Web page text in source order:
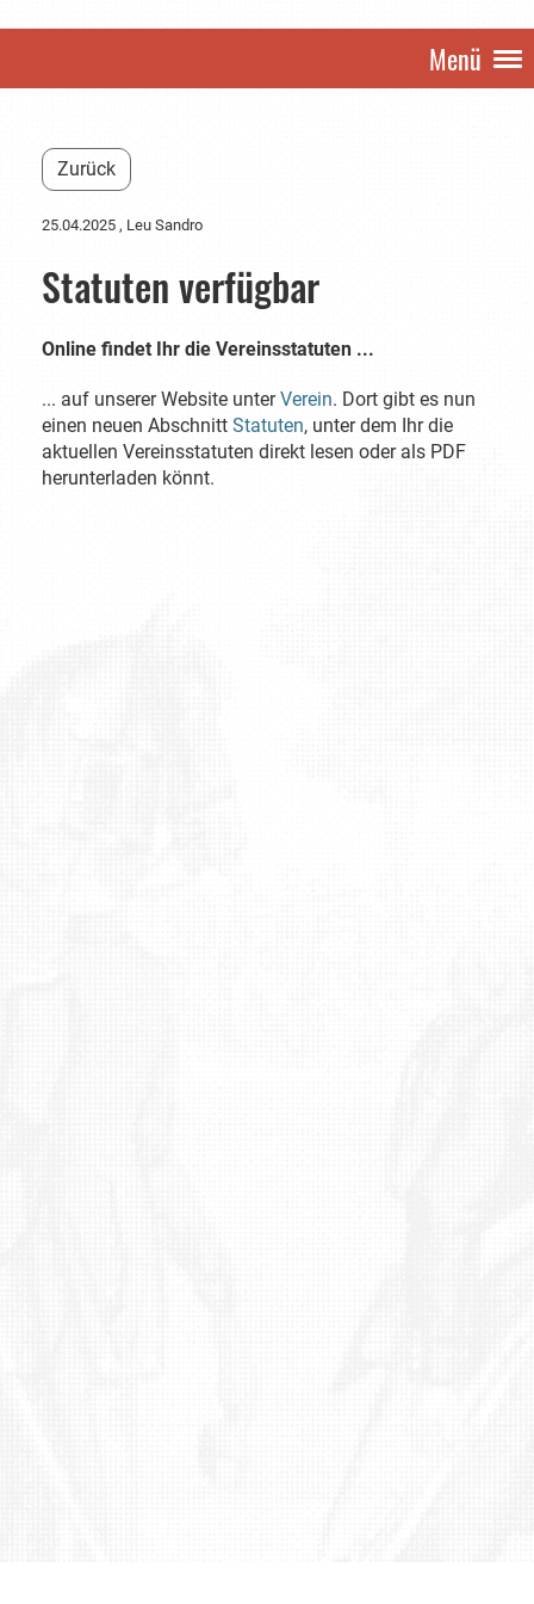
Menü
Zurück
25.04.2025 , Leu Sandro
Statuten verfügbar
Online findet Ihr die Vereinsstatuten ...
... auf unserer Website unterVerein. Dort gibt es nun
einen neuen Abschnitt Statuten, unter dem Ihr die
aktuellen Vereinsstatuten direkt lesen oder als PDF
herunterladen könnt.